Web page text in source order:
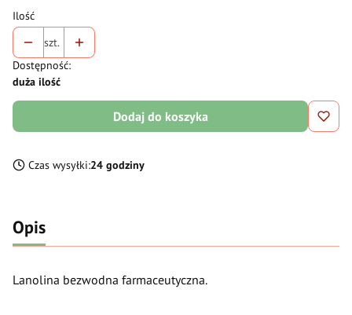
Ilość
szt.
Dostępność:
duża ilość
Dodaj do koszyka
Czas wysyłki:24 godziny
Opis
Lanolina bezwodna farmaceutyczna.